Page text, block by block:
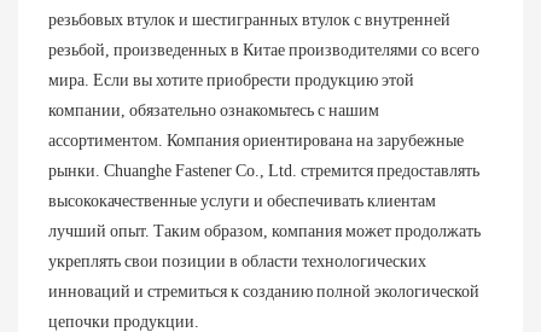
резьбовых втулок и шестигранных втулок с внутренней
резьбой, произведенных в Китае производителями со всего
мира. Если вы хотите приобрести продукцию этой
компании, обязательно ознакомьтесь с нашим
ассортиментом. Компания ориентирована на зарубежные
рынки. Chuanghe Fastener Co., Ltd. стремится предоставлять
высококачественные услуги и обеспечивать клиентам
лучший опыт. Таким образом, компания может продолжать
укреплять свои позиции в области технологических
инноваций и стремиться к созданию полной экологической
цепочки продукции.